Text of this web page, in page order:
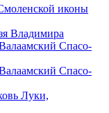
иконы
Владимира
Спасо-
Спасо-
Луки,